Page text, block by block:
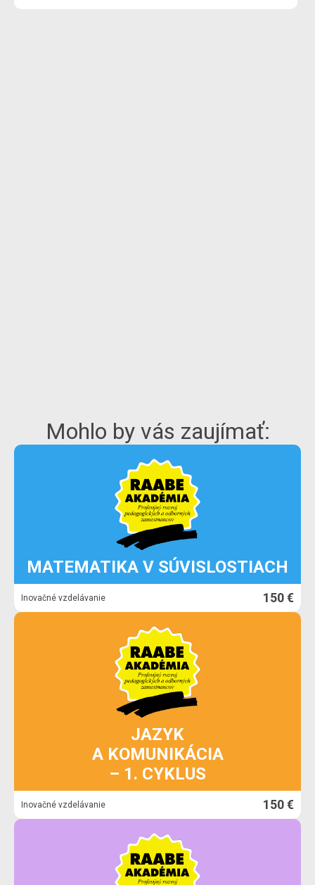
Mohlo by vás zaujímať:
MATEMATIKA V SÚVISLOSTIACH
Inovačné vzdelávanie 150 €
JAZYK
A KOMUNIKÁCIA
– 1. CYKLUS
Inovačné vzdelávanie 150 €